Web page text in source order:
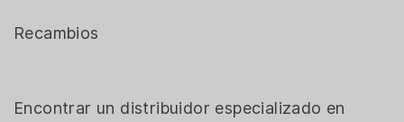
Recambios
Encontrar un distribuidor especializado en